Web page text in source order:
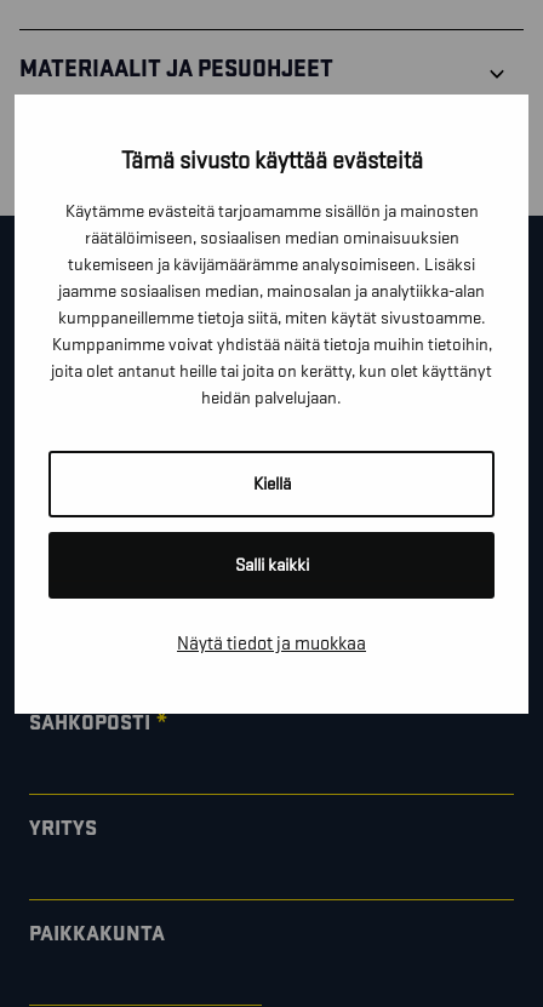
Tämä sivusto käyttää evästeitä
Käytämme evästeitä tarjoamamme sisällön ja mainosten
räätälöimiseen, sosiaalisen median ominaisuuksien
tukemiseen ja kävijämäärämme analysoimiseen. Lisäksi
jaamme sosiaalisen median, mainosalan ja analytiikka-alan
kumppaneillemme tietoja siitä, miten käytät sivustoamme.
Kumppanimme voivat yhdistää näitä tietoja muihin tietoihin,
joita olet antanut heille tai joita on kerätty, kun olet käyttänyt
heidän palvelujaan.
Kiellä
Salli kaikki
Näytä tiedot ja muokkaa
MATERIAALIT JA PESUOHJEET
TOIMINNOT
OTA YHTEYTTÄ!
Tällä lomakkeella voit kysyä lisäinfoa, pyytää ilmaista
kartoituskäyntiä tai ihan vain lähettää lämpimiä
" näyttää pakolliset kentät
ETUNIMI SUKUNIMI *
SÄHKÖPOSTI *
YRITYS
PAIKKAKUNTA